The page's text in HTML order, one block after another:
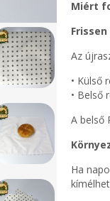
Miért
Az
• Külső
• Belső
A belső
Ha